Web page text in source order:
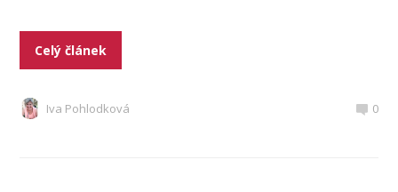
Celý článek
Iva Pohlodková 0